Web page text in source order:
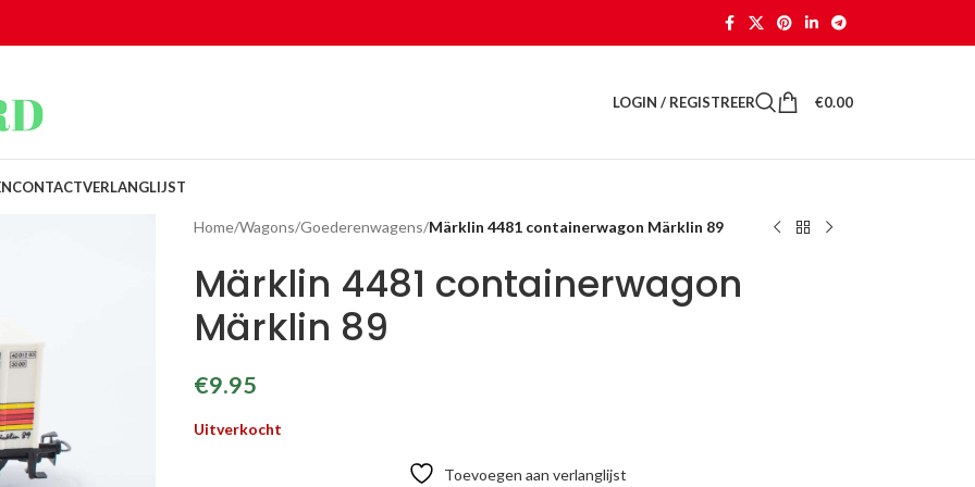
LOGIN / REGISTREER €0.00
CONTACTVERLANGLIJST
Home/Wagons/Goederenwagens/Märklin 4481 containerwagon Märklin 89
Märklin 4481 containerwagon
Märklin 89
€9.95
Uitverkocht
Toevoegen aan verlanglijst